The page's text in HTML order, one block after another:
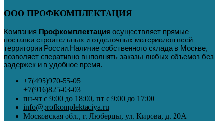
ООО ПРОФКОМПЛЕКТАЦИЯ
Компания Профкомплектация осуществляет прямые
поставки строительных и отделочных материалов всей
территории России.Наличие собственного склада в Москве,
позволяет оперативно выполнять заказы любых объемов без
задержек и в удобное время.
+7(495)970-55-05
+7(916)825-03-03
пн-чт с 9:00 до 18:00, пт с 9:00 до 17:00
info@profkomplektaciya.ru
Московская обл., г. Люберцы, ул. Кирова, д. 20А